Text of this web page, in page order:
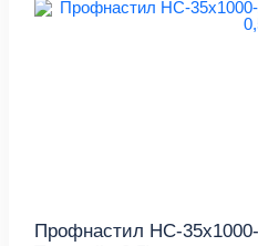
Профнастил НС-